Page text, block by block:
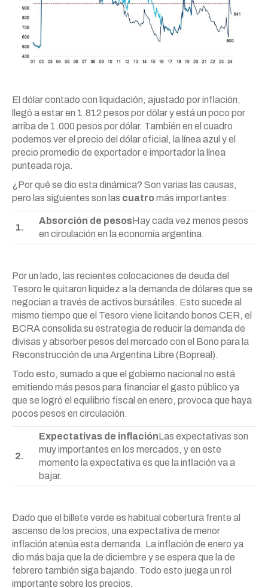
El dólar contado con liquidación, ajustado por inflación,
llegó a estar en 1.812 pesos por dólar y está un poco por
arriba de 1.000 pesos por dólar. También en el cuadro
podemos ver el precio del dólar oficial, la línea azul y el
precio promedio de exportador e importador la línea
punteada roja.
¿Por qué se dio esta dinámica? Son varias las causas,
pero las siguientes son las cuatromás importantes:
1.
Absorción de pesosHay cada vez menos pesos
en circulación en la economía argentina.
Por un lado, las recientes colocaciones de deuda del
Tesoro le quitaron liquidez a la demanda de dólares que se
negocian a través de activos bursátiles. Esto sucede al
mismo tiempo que el Tesoro viene licitando bonos CER, el
BCRA consolida su estrategia de reducir la demanda de
divisas y absorber pesos del mercado con el Bono para la
Reconstrucción de una Argentina Libre (Bopreal).
Todo esto, sumado a que el gobierno nacional no está
emitiendo más pesos para financiar el gasto público ya
que se logró el equilibrio fiscal en enero, provoca que haya
pocos pesos en circulación.
2.
Expectativas de inflaciónLas expectativas son
muy importantes en los mercados, y en este
momento la expectativa es que la inflación va a
bajar.
Dado que el billete verde es habitual cobertura frente al
ascenso de los precios, una expectativa de menor
inflación atenúa esta demanda. La inflación de enero ya
dio más baja que la de diciembre y se espera que la de
febrero también siga bajando. Todo esto juega un rol
importante sobre los precios.